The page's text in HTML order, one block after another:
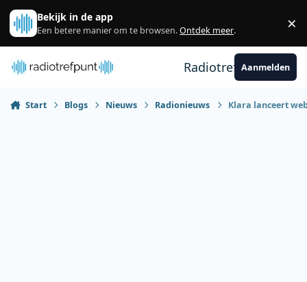
Spring naar bijdragen
Bekijk in de app
Een betere manier om te browsen.Ontdek meer. ×
RadiotrefpuntAanmelden
Start Blogs Nieuws Radionieuws Klara lanceert